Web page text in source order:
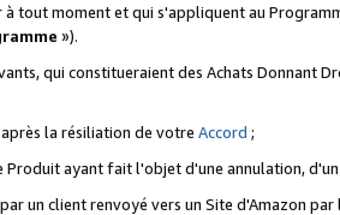
tout moment et qui s'appliquent au
»).
qui constitueraient des Achats Donnant
la résiliation de votre Accord ;
Produit ayant fait l'objet d'une annulation,
un client renvoyé vers un Site d'Amazon